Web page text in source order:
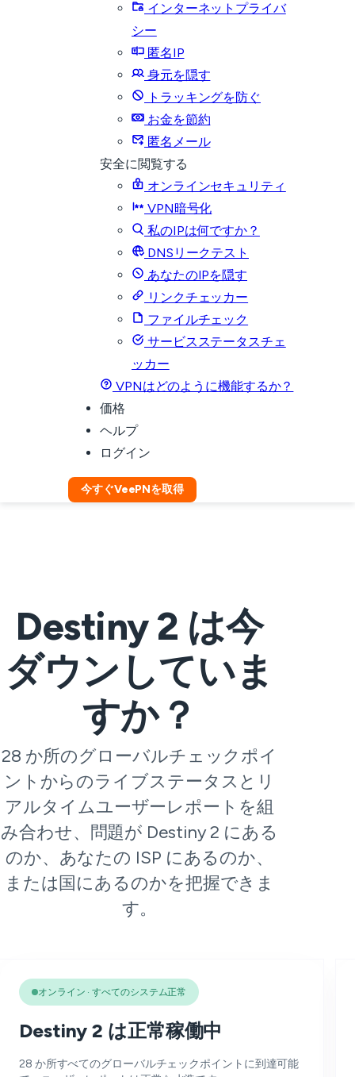
インターネットプライバ
シー
匿名IP
身元を隠す
トラッキングを防ぐ
お金を節約
匿名メール
安全に閲覧する
オンラインセキュリティ
VPN暗号化
私のIPは何ですか？
DNSリークテスト
あなたのIPを隠す
リンクチェッカー
ファイルチェック
サービスステータスチェ
ッカー
VPNはどのように機能するか？
価格
ヘルプ
ログイン
今すぐVeePNを取得
Destiny 2 は今
ダウンしていま
すか？
28 か所のグローバルチェックポイ
ントからのライブステータスとリ
アルタイムユーザーレポートを組
み合わせ、問題が Destiny 2 にある
のか、あなたの ISP にあるのか、
または国にあるのかを把握できま
す。
オンライン · すべてのシステム正常
Destiny 2 は正常稼働中
28 か所すべてのグローバルチェックポイントに到達可能